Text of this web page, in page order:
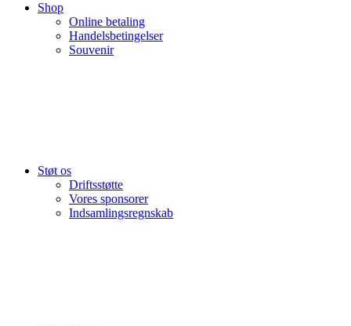
Shop
Online betaling
Handelsbetingelser
Souvenir
Støt os
Driftsstøtte
Vores sponsorer
Indsamlingsregnskab